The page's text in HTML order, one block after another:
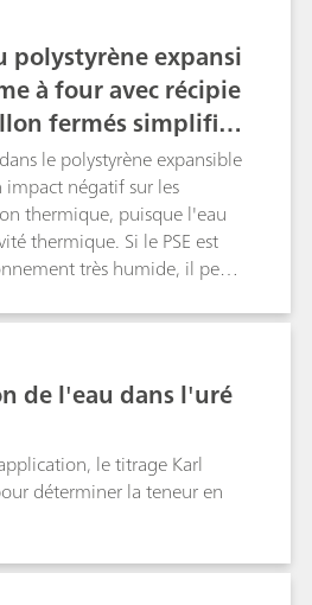
polystyrène expansi
à four avec récipie
fermés simplifie
le polystyrène expansible
impact négatif sur les
thermique, puisque l'eau
thermique. Si le PSE est
très humide, il peut
à l'isolation
directe de la teneur en
Fischer nécessite
du PSE, ce qui implique
du temps.
en eau à l'aide d'un
conséquent la méthode
PSE est expansé sous
la norme ASTM
de l'eau dans l'uré
le titrage Karl
déterminer la teneur en